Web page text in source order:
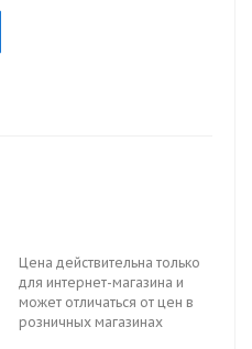
Цена действительна только
для интернет-магазина и
может отличаться от цен в
розничных магазинах